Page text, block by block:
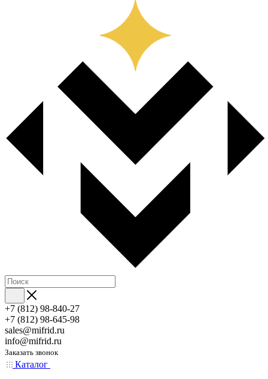
+7 (812) 98-840-27
+7 (812) 98-645-98
sales@mifrid.ru
info@mifrid.ru
Заказать звонок
Каталог